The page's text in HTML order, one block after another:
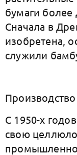
бумаги более
Сначала в
изобретена,
служили
С 1950-х
свою